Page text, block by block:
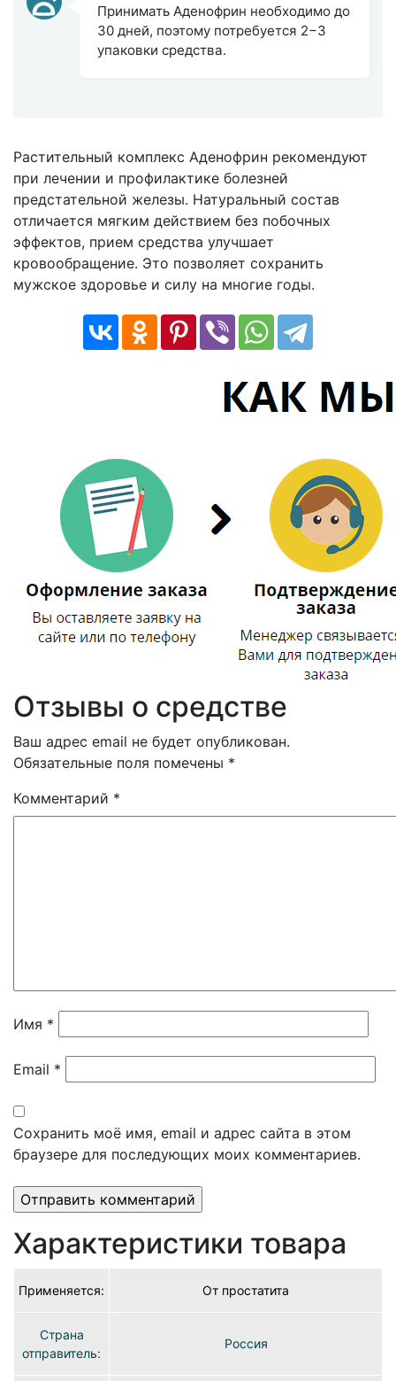
Принимать Аденофрин необходимо до
30 дней, поэтому потребуется 2−3
упаковки средства.
Растительный комплекс Аденофрин рекомендуют
при лечении и профилактике болезней
предстательной железы. Натуральный состав
отличается мягким действием без побочных
эффектов, прием средства улучшает
кровообращение. Это позволяет сохранить
мужское здоровье и силу на многие годы.
Отзывы о средстве
Ваш адрес email не будет опубликован.
Обязательные поля помечены *
Комментарий *
Имя *
Email *
Сохранить моё имя, email и адрес сайта в этом
браузере для последующих моих комментариев.
Характеристики товара
Применяется: От простатита
Страна
отправитель:
Россия